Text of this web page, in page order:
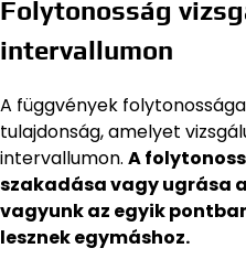
Folytonosság
intervallumon
A függvények
tulajdonság, amelyet
intervallumon. A
szakadása vagy ugrása
vagyunk az egyik
lesznek egymáshoz.